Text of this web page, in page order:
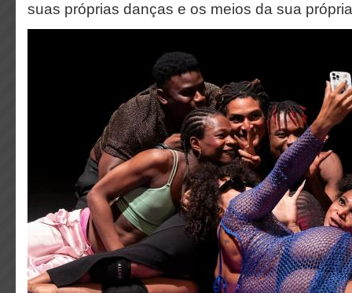
suas próprias danças e os meios da sua